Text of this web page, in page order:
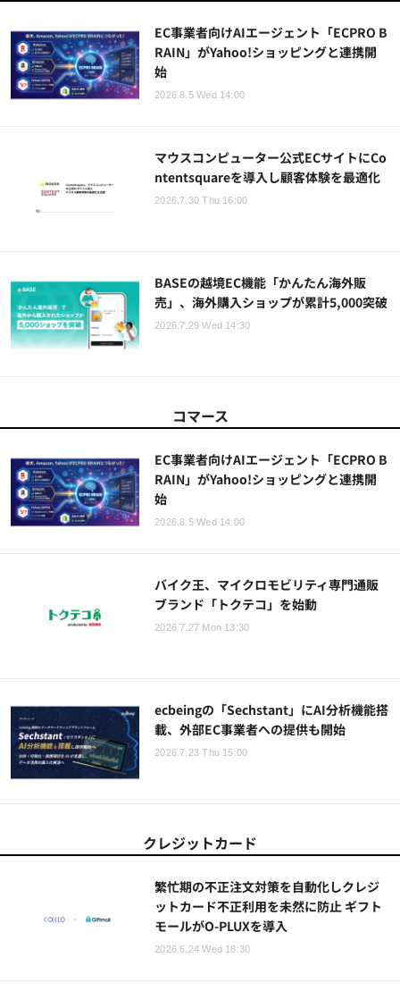
EC事業者向けAIエージェント「ECPRO B
RAIN」がYahoo!ショッピングと連携開
始
2026.8.5 Wed 14:00
マウスコンピューター公式ECサイトにCo
ntentsquareを導入し顧客体験を最適化
2026.7.30 Thu 16:00
BASEの越境EC機能「かんたん海外販
売」、海外購入ショップが累計5,000突破
2026.7.29 Wed 14:30
コマース
EC事業者向けAIエージェント「ECPRO B
RAIN」がYahoo!ショッピングと連携開
始
2026.8.5 Wed 14:00
バイク王、マイクロモビリティ専門通販
ブランド「トクテコ」を始動
2026.7.27 Mon 13:30
ecbeingの「Sechstant」にAI分析機能搭
載、外部EC事業者への提供も開始
2026.7.23 Thu 15:00
クレジットカード
繁忙期の不正注文対策を自動化しクレジ
ットカード不正利用を未然に防止 ギフト
モールがO-PLUXを導入
2026.6.24 Wed 18:30